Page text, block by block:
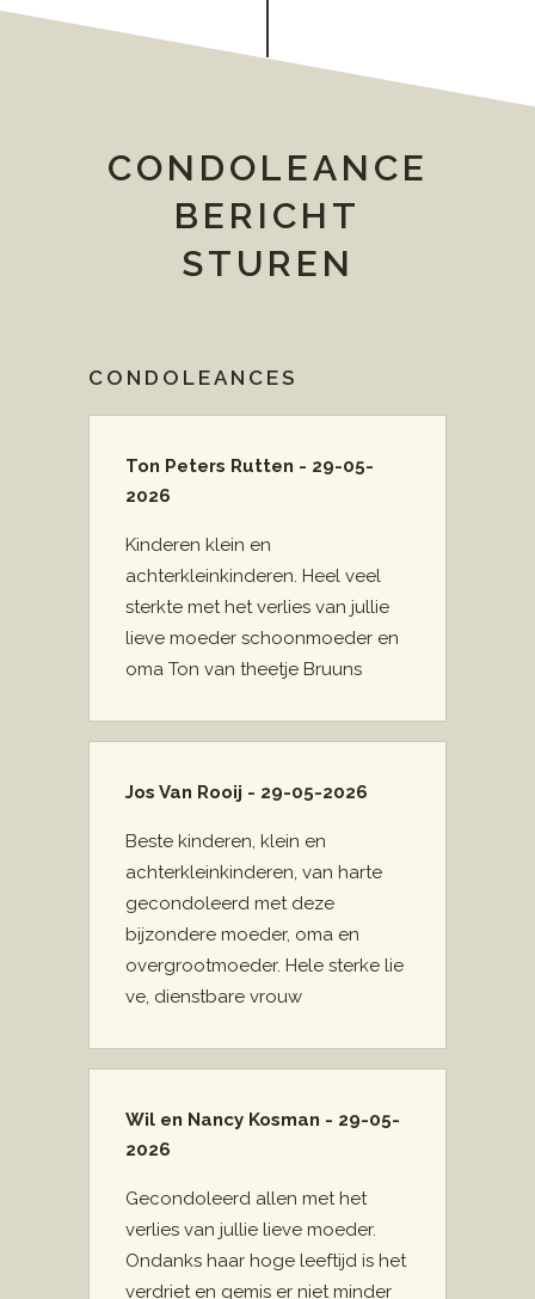
CONDOLEANCE
BERICHT
STUREN
CONDOLEANCES
Ton Peters Rutten - 29-05-
2026
Kinderen klein en
achterkleinkinderen. Heel veel
sterkte met het verlies van jullie
lieve moeder schoonmoeder en
oma Ton van theetje Bruuns
Jos Van Rooij - 29-05-2026
Beste kinderen, klein en
achterkleinkinderen, van harte
gecondoleerd met deze
bijzondere moeder, oma en
overgrootmoeder. Hele sterke lie
ve, dienstbare vrouw
Wil en Nancy Kosman - 29-05-
2026
Gecondoleerd allen met het
verlies van jullie lieve moeder.
Ondanks haar hoge leeftijd is het
verdriet en gemis er niet minder